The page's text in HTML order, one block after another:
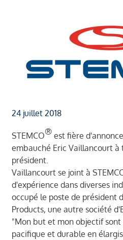
24 juillet 2018
STEMCO® est fière
embauché Eric Vaillancourt à
président.
Vaillancourt se joint à
d'expérience dans diverses
occupé le poste de président
Products, une autre société
"Mon but et mon objectif sont
pacifique et durable en